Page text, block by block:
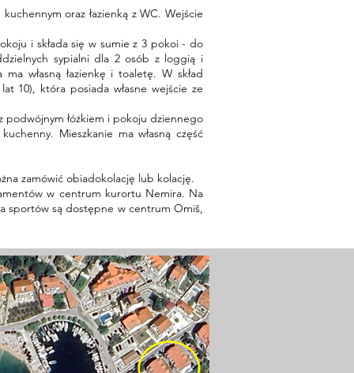
oraz łazienką z WC. Wejście
i składa się w sumie z 3 pokoi - do
sypialni dla 2 osób z loggią i
własną łazienkę i toaletę. W skład
10), która posiada własne wejście ze
podwójnym łóżkiem i pokoju dziennego
Mieszkanie ma własną część
zamówić obiadokolację lub kolację.
w centrum kurortu Nemira. Na
sportów są dostępne w centrum Omiš,